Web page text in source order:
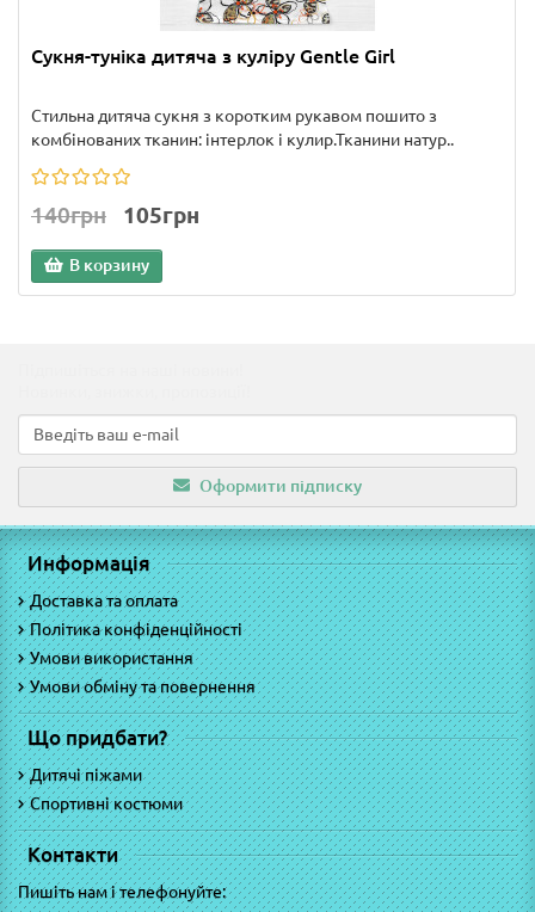
Сукня-туніка дитяча з куліру Gentle Girl
Стильна дитяча сукня з коротким рукавом пошито з
комбінованих тканин: інтерлок і кулир.Тканини натур..
140грн 105грн
В корзину
Оформити підписку
Информація
Доставка та оплата
Політика конфіденційності
Умови використання
Умови обміну та повернення
Що придбати?
Дитячі піжами
Спортивні костюми
Контакти
Пишіть нам і телефонуйте: